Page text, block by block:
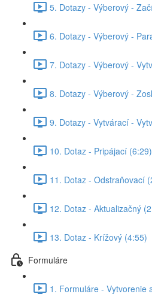
5. Dotazy - Výberový -
6. Dotazy - Výberový -
7. Dotazy - Výberový -
8. Dotazy - Výberový -
9. Dotazy - Vytvárací -
10. Dotaz - Pripájací (6:29)
11. Dotaz - Odstraňovací
12. Dotaz - Aktualizačný
13. Dotaz - Krížový (4:55)
Formuláre
1. Formuláre - Vytvorenie